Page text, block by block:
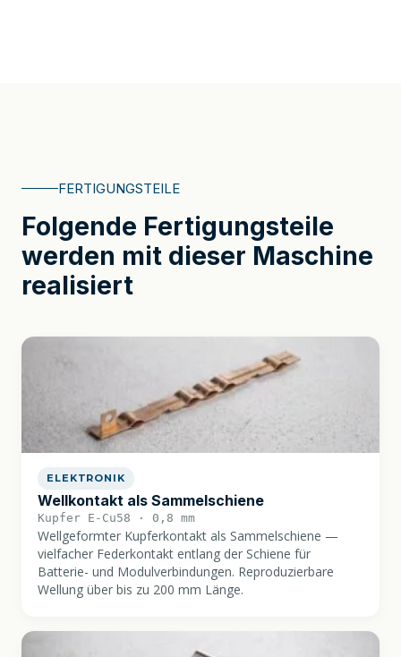
FERTIGUNGSTEILE
Folgende Fertigungsteile
werden mit dieser Maschine
realisiert
ELEKTRONIK
Wellkontakt als Sammelschiene
Kupfer E-Cu58 · 0,8 mm
Wellgeformter Kupferkontakt als Sammelschiene —
vielfacher Federkontakt entlang der Schiene für
Batterie- und Modulverbindungen. Reproduzierbare
Wellung über bis zu 200 mm Länge.